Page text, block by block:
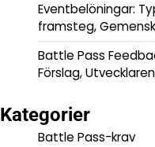
Eventbelöningar:
framsteg,
Battle Pass
Förslag,
Kategorier
Battle Pass-krav